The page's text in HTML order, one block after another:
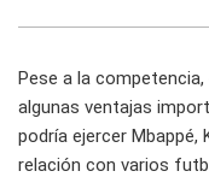
Pese a la
algunas ventajas
podría ejercer Mbappé,
relación con varios